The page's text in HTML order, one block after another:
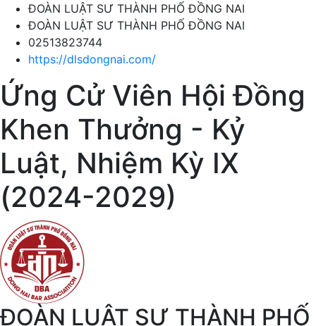
ĐOÀN LUẬT SƯ THÀNH PHỐ ĐỒNG NAI
ĐOÀN LUẬT SƯ THÀNH PHỐ ĐỒNG NAI
02513823744
https://dlsdongnai.com/
Ứng Cử Viên Hội Đồng
Khen Thưởng - Kỷ
Luật, Nhiệm Kỳ IX
(2024-2029)
ĐOÀN LUẬT SƯ THÀNH PHỐ